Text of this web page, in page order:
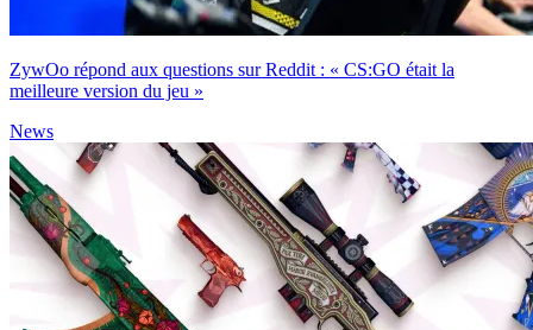
ZywOo répond aux questions sur Reddit : « CS:GO était la
meilleure version du jeu »
News